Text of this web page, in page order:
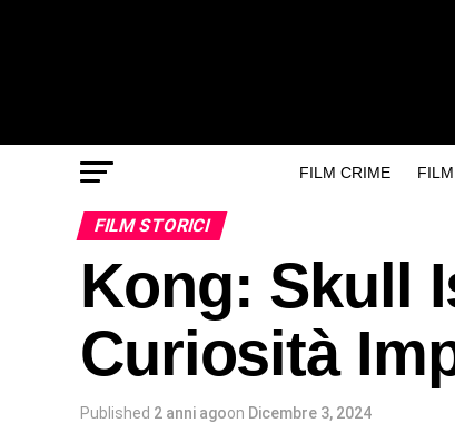
FILM CRIME
FILM STORICI
Kong: Skull
Curiosità
Published 2 anni agoon Dicembre 3, 2024